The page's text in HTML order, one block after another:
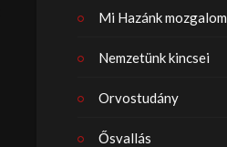
Mi Hazánk mozgalom
Nemzetünk kincsei
Orvostudány
Ősvallás